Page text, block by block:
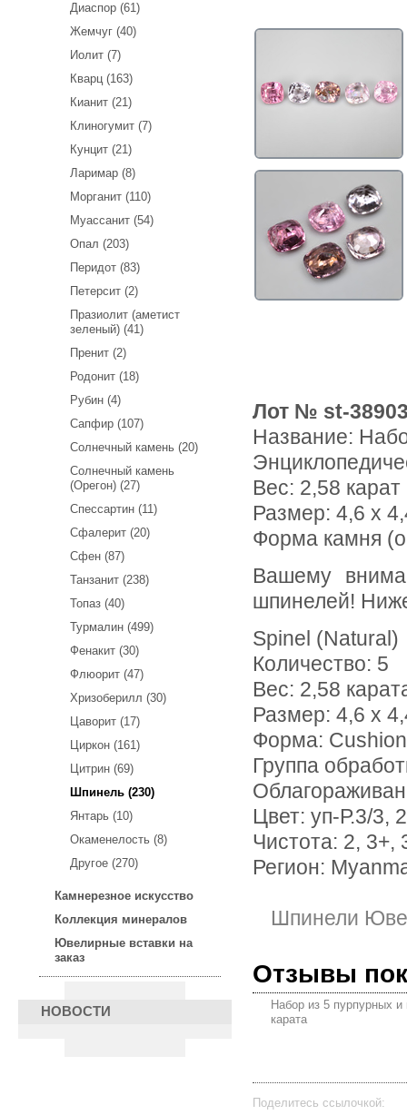
Диаспор (61)
Жемчуг (40)
Иолит (7)
Кварц (163)
Кианит (21)
Клиногумит (7)
Кунцит (21)
Ларимар (8)
Морганит (110)
Муассанит (54)
Опал (203)
Перидот (83)
Петерсит (2)
Празиолит (аметист
зеленый) (41)
Пренит (2)
Родонит (18)
Рубин (4)
Сапфир (107)
Солнечный камень (20)
Солнечный камень
(Орегон) (27)
Спессартин (11)
Сфалерит (20)
Сфен (87)
Танзанит (238)
Топаз (40)
Турмалин (499)
Фенакит (30)
Флюорит (47)
Хризоберилл (30)
Цаворит (17)
Циркон (161)
Цитрин (69)
Шпинель (230)
Янтарь (10)
Окаменелость (8)
Другое (270)
Камнерезное искусство
Коллекция минералов
Ювелирные вставки на
заказ
НОВОСТИ
Лот № st-
Название:
Вес: 2,58 карат
Размер: 4,6 х
Форма камня
Вашему вниманию предлагается набор из 5 разноцветных
шпинелей!
Spinel (Natural)
Количество: 5
Вес: 2,58
Размер: 4,6 х
Форма: Cushion
Группа
Цвет: уп-Р.3/3,
Чистота: 2, 3+,
Регион:
Шпинели
Отзывы
Набор из 5 пурпурных
карата
Поделитесь ссылочкой: